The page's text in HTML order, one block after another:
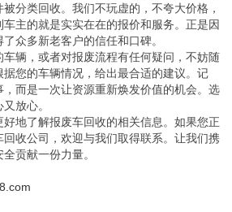
分类回收。我们不玩虚的，不夸大价格，
主的就是实实在在的报价和服务。正是因
众多新老客户的信任和口碑。
辆，或者对报废流程有任何疑问，不妨随
您的车辆情况，给出最合适的建议。记
而是一次让资源重新焕发价值的机会。选
放心。
地了解报废车回收的相关信息。如果您正
收公司，欢迎与我们取得联系。让我们携
贡献一份力量。